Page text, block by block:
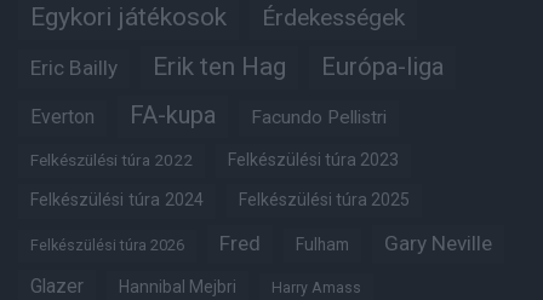
Egykori játékosok Érdekességek
Eric Bailly Erik ten Hag Európa-liga
Everton FA-kupa Facundo Pellistri
Felkészülési túra 2022 Felkészülési túra 2023
Felkészülési túra 2024 Felkészülési túra 2025
Felkészülési túra 2026 Fred Fulham Gary Neville
Glazer Hannibal Mejbri Harry Amass